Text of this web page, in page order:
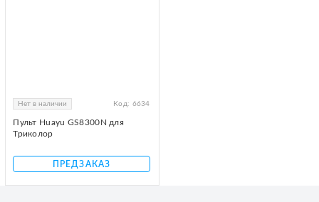
Нет в наличии Код: 6634
Пульт Huayu GS8300N для
Триколор
ПРЕДЗАКАЗ